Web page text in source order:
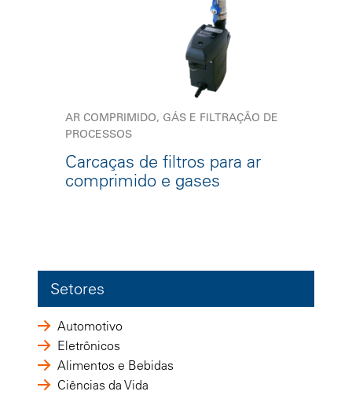
AR COMPRIMIDO, GÁS E FILTRAÇÃO DE
PROCESSOS
Carcaças de filtros para ar
comprimido e gases
Setores
Automotivo
Eletrônicos
Alimentos e Bebidas
Ciências da Vida